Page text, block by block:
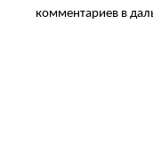
комментариев в